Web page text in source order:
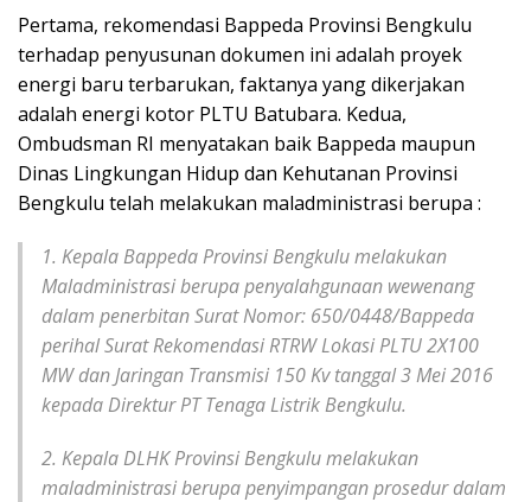
Pertama, rekomendasi Bappeda Provinsi Bengkulu
terhadap penyusunan dokumen ini adalah proyek
energi baru terbarukan, faktanya yang dikerjakan
adalah energi kotor PLTU Batubara. Kedua,
Ombudsman RI menyatakan baik Bappeda maupun
Dinas Lingkungan Hidup dan Kehutanan Provinsi
Bengkulu telah melakukan maladministrasi berupa :
1. Kepala Bappeda Provinsi Bengkulu melakukan
Maladministrasi berupa penyalahgunaan wewenang
dalam penerbitan Surat Nomor: 650/0448/Bappeda
perihal Surat Rekomendasi RTRW Lokasi PLTU 2X100
MW dan Jaringan Transmisi 150 Kv tanggal 3 Mei 2016
kepada Direktur PT Tenaga Listrik Bengkulu.
2. Kepala DLHK Provinsi Bengkulu melakukan
maladministrasi berupa penyimpangan prosedur dalam